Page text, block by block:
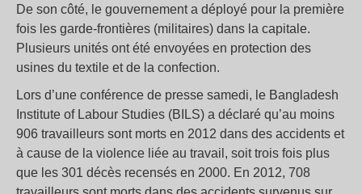
De son côté, le gouvernement a déployé pour la première
fois les garde-frontières (militaires) dans la capitale.
Plusieurs unités ont été envoyées en protection des
usines du textile et de la confection.
Lors d’une conférence de presse samedi, le Bangladesh
Institute of Labour Studies (BILS) a déclaré qu’au moins
906 travailleurs sont morts en 2012 dans des accidents et
à cause de la violence liée au travail, soit trois fois plus
que les 301 décès recensés en 2000. En 2012, 708